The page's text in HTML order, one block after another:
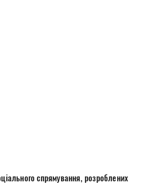
спрямування, розроблених